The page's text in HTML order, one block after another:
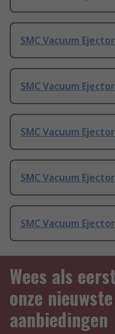
SMC Vacuum
SMC Vacuum
SMC Vacuum
SMC Vacuum
SMC Vacuum
Wees als
onze
aanbiedingen